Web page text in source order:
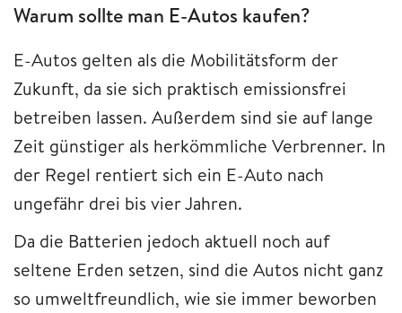
Warum sollte man E-Autos kaufen?
E-Autos gelten als die Mobilitätsform der
Zukunft, da sie sich praktisch emissionsfrei
betreiben lassen. Außerdem sind sie auf lange
Zeit günstiger als herkömmliche Verbrenner. In
der Regel rentiert sich ein E-Auto nach
ungefähr drei bis vier Jahren.
Da die Batterien jedoch aktuell noch auf
seltene Erden setzen, sind die Autos nicht ganz
so umweltfreundlich, wie sie immer beworben